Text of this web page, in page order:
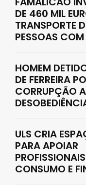
DE 460 MIL
TRANSPORTE
PESSOAS
HOMEM
DE FERREIRA
CORRUPÇÃO
ULS CRIA
PARA APOIAR
CONSUMO E